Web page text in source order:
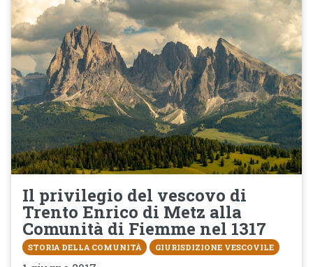
Il privilegio del vescovo di
Trento Enrico di Metz alla
Comunità di Fiemme nel 1317
STORIA DELLA COMUNITÀ GIURISDIZIONE VESCOVILE